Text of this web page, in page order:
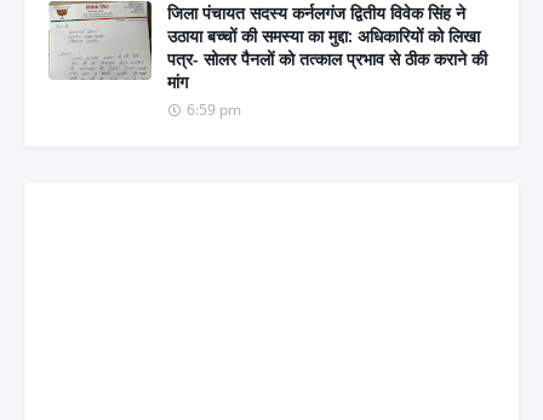
जिला पंचायत सदस्य कर्नलगंज द्वितीय विवेक सिंह ने
उठाया बच्चों की समस्या का मुद्दा: अधिकारियों को लिखा
पत्र- सोलर पैनलों को तत्काल प्रभाव से ठीक कराने की
मांग
6:59 pm